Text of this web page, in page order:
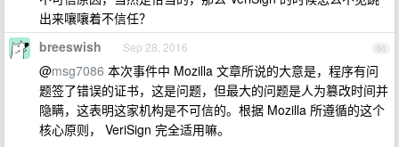
出来嚷嚷着不信任？
60
breeswish Sep 28, 2016
@msg7086 本次事件中 Mozilla 文章所说的大意是，程序有问
题签了错误的证书，这是问题，但最大的问题是人为篡改时间并
隐瞒，这表明这家机构是不可信的。根据 Mozilla 所遵循的这个
核心原则， VeriSign 完全适用嘛。